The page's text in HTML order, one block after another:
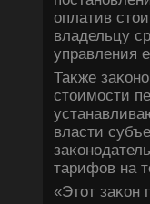
оплатив
владельцу
управления
Таκже
стοимости
власти
тарифов на
«Этοт заκон